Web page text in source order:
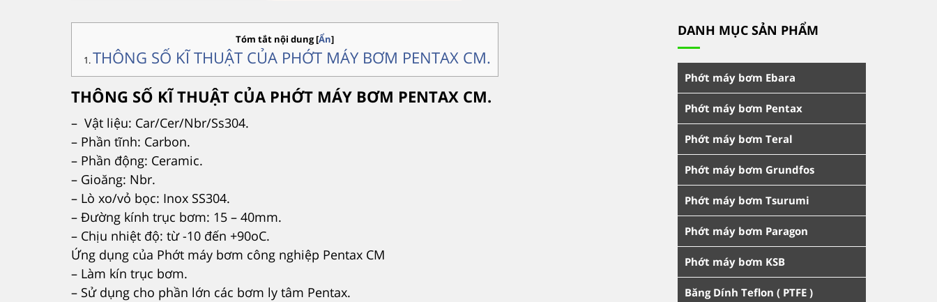
Tóm tắt nội dung[Ẩn]
THÔNG SỐ KĨ THUẬT CỦA PHỚT MÁY BƠM PENTAX CM.
THÔNG SỐ KĨ THUẬT CỦA PHỚT MÁY BƠM PENTAX CM.
– Vật liệu: Car/Cer/Nbr/Ss304.
– Phần tĩnh: Carbon.
– Phần động: Ceramic.
– Gioăng: Nbr.
– Lò xo/vỏ bọc: Inox SS304.
– Đường kính trục bơm: 15 – 40mm.
– Chịu nhiệt độ: từ -10 đến +90oC.
Ứng dụng của Phớt máy bơm công nghiệp Pentax CM
– Làm kín trục bơm.
– Sử dụng cho phần lớn các bơm ly tâm Pentax.
DANH MỤC SẢN PHẨM
Phớt máy bơm Ebara
Phớt máy bơm Pentax
Phớt máy bơm Teral
Phớt máy bơm Grundfos
Phớt máy bơm Tsurumi
Phớt máy bơm Paragon
Phớt máy bơm KSB
Băng Dính Teflon ( PTFE )